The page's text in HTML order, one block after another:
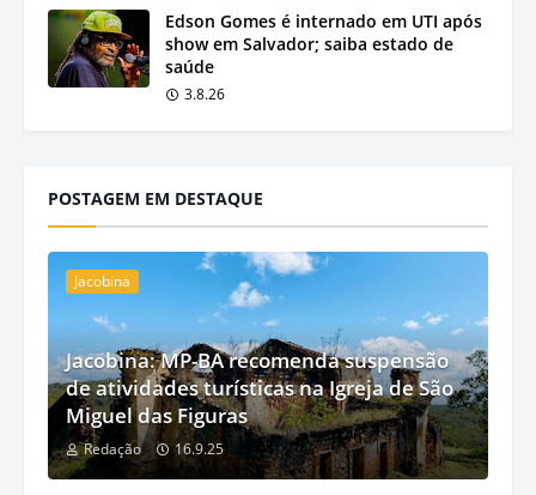
Edson Gomes é internado em UTI após
show em Salvador; saiba estado de
saúde
3.8.26
POSTAGEM EM DESTAQUE
Jacobina
Jacobina: MP-BA recomenda suspensão
de atividades turísticas na Igreja de São
Miguel das Figuras
Redação 16.9.25